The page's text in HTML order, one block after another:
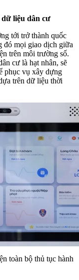
liệu dân cư
tới trở thành quốc
đó mọi giao dịch giữa
trên môi trường số.
cư là hạt nhân, sẽ
phục vụ xây dựng
trên dữ liệu thời
toàn bộ thủ tục hành